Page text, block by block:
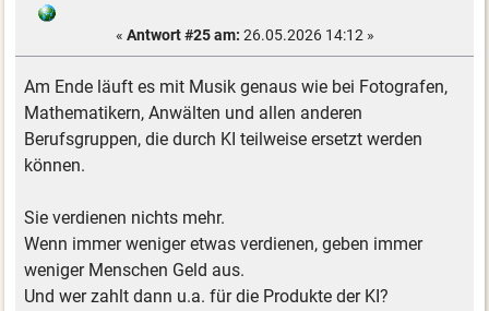
« Antwort #25 am: 26.05.2026 14:12 »
Am Ende läuft es mit Musik genaus wie bei Fotografen,
Mathematikern, Anwälten und allen anderen
Berufsgruppen, die durch KI teilweise ersetzt werden
können.
Sie verdienen nichts mehr.
Wenn immer weniger etwas verdienen, geben immer
weniger Menschen Geld aus.
Und wer zahlt dann u.a. für die Produkte der KI?